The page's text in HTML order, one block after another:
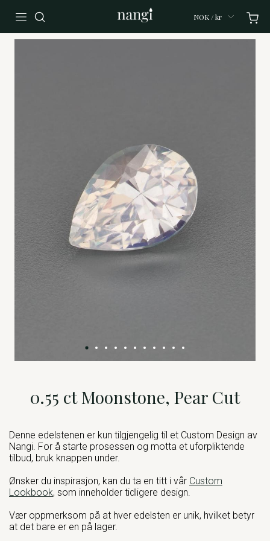
NOK / kr
0.55 ct Moonstone, Pear Cut
Denne edelstenen er kun tilgjengelig til et Custom Design av
Nangi. For å starte prosessen og motta et uforpliktende
tilbud, bruk knappen under.
Ønsker du inspirasjon, kan du ta en titt i vår Custom
Lookbook, som inneholder tidligere design.
Vær oppmerksom på at hver edelsten er unik, hvilket betyr
at det bare er en på lager.